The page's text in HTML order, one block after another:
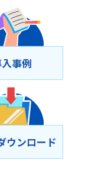
事例
ウンロード